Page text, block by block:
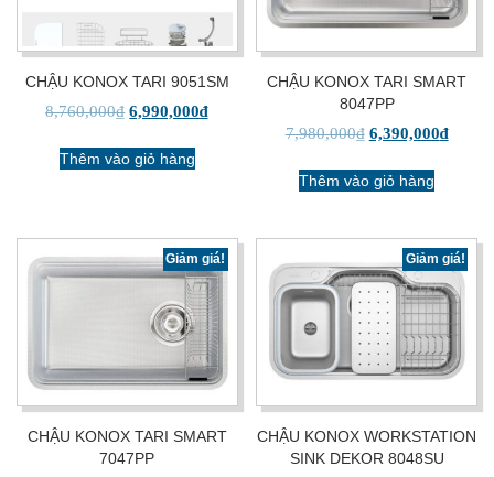
CHẬU KONOX TARI 9051SM
8,760,000₫ 6,990,000₫
Thêm vào giỏ hàng
CHẬU KONOX TARI SMART
8047PP
7,980,000₫ 6,390,000₫
Thêm vào giỏ hàng
Giảm giá!
CHẬU KONOX TARI SMART
7047PP
Giảm giá!
CHẬU KONOX WORKSTATION
SINK DEKOR 8048SU